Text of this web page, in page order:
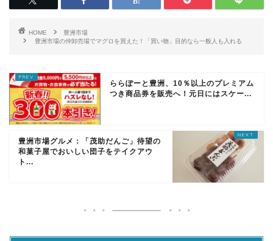
HOME
豊洲市場
豊洲市場の仲卸売場でマグロを買えた！「買い物」目的なら一般人も入れる
ららぽーと豊洲、10％以上のプレミアム
つき商品券を販売へ！元日にはスケー...
豊洲市場グルメ：「茂助だんご」待望の
和菓子屋でおいしい団子をテイクアウ
ト...